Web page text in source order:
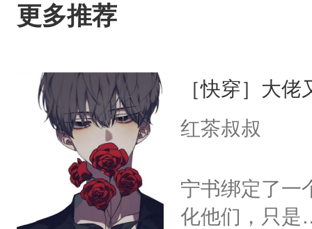
更多推荐
［快穿］大
红茶叔叔
宁书绑定了一
化他们，只是